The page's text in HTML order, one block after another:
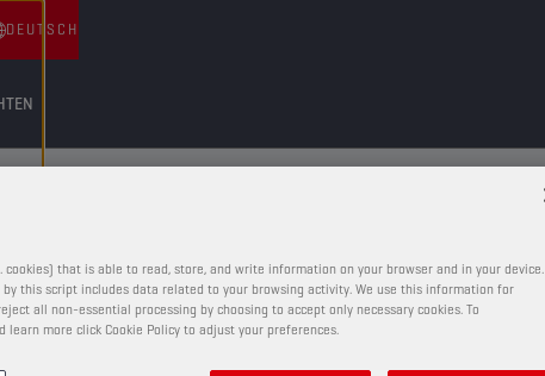
DEUTSCH
cookies) that is able to read, store, and write information on your browser and in your device.
this script includes data related to your browsing activity. We use this information for
all non-essential processing by choosing to accept only necessary cookies. To
learn more click Cookie Policy to adjust your preferences.